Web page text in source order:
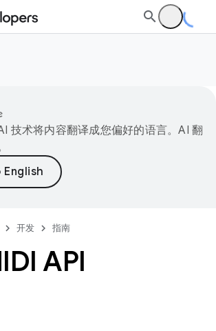
技术将内容翻译成您偏好的语言。AI 翻
开发 指南
API